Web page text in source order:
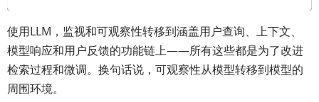
使用LLM，监视和可观察性转移到涵盖用户查询、上下文、
模型响应和用户反馈的功能链上——所有这些都是为了改进
检索过程和微调。换句话说，可观察性从模型转移到模型的
周围环境。